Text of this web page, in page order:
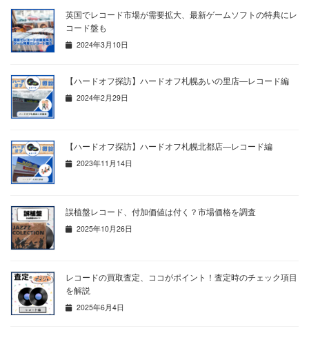
英国でレコード市場が需要拡大、最新ゲームソフトの特典にレ
コード盤も
2024年3月10日
【ハードオフ探訪】ハードオフ札幌あいの里店―レコード編
2024年2月29日
【ハードオフ探訪】ハードオフ札幌北都店―レコード編
2023年11月14日
誤植盤レコード、付加価値は付く？市場価格を調査
2025年10月26日
レコードの買取査定、ココがポイント！査定時のチェック項目
を解説
2025年6月4日